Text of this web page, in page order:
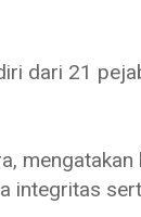
dari 21
integritas